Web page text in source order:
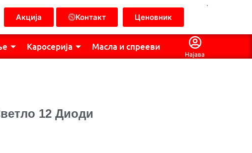
Акција Контакт Ценовник
.
Каросерија Масла и спрееви
Најава
12 Диоди